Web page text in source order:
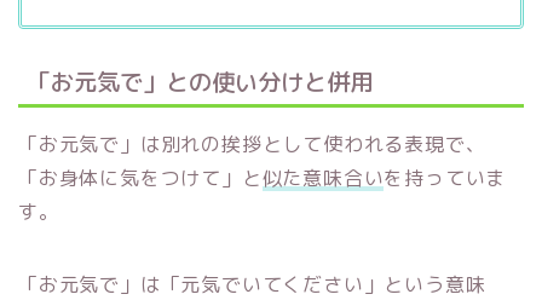
「お元気で」との使い分けと併用
「お元気で」は別れの挨拶として使われる表現で、
「お身体に気をつけて」と似た意味合いを持っていま
す。
「お元気で」は「元気でいてください」という意味